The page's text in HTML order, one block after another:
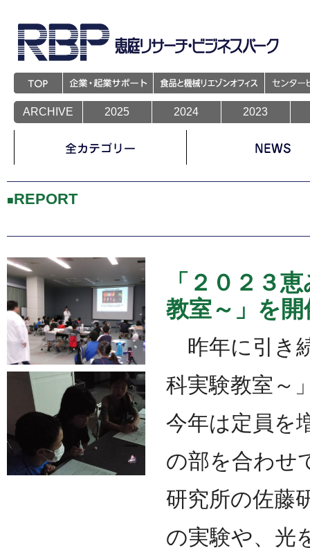
ARCHIVE 2025 2024 2023
Warning: Trying to access array offset on value of type null in
Warning: Trying to access array offset on value of type null in/home/e-rbp/rbp.co.jp/
Warning: Trying to access array offset on value of type null in/home/e-rbp/rbp.co.jp/
Warning: Trying to access array offset on value of type null in/home/e-rbp/rbp.co.jp/
Warning: Trying to access array offset on value of type null in
/home/e-rbp/rbp.co.jp/
Warning
: Trying to access array offset on value of type null in
■REPORT
「２０２３
教室～」を
昨年に引き
科実験教室
今年は定員を
の部を合わせ
研究所の佐藤
の実験や、光